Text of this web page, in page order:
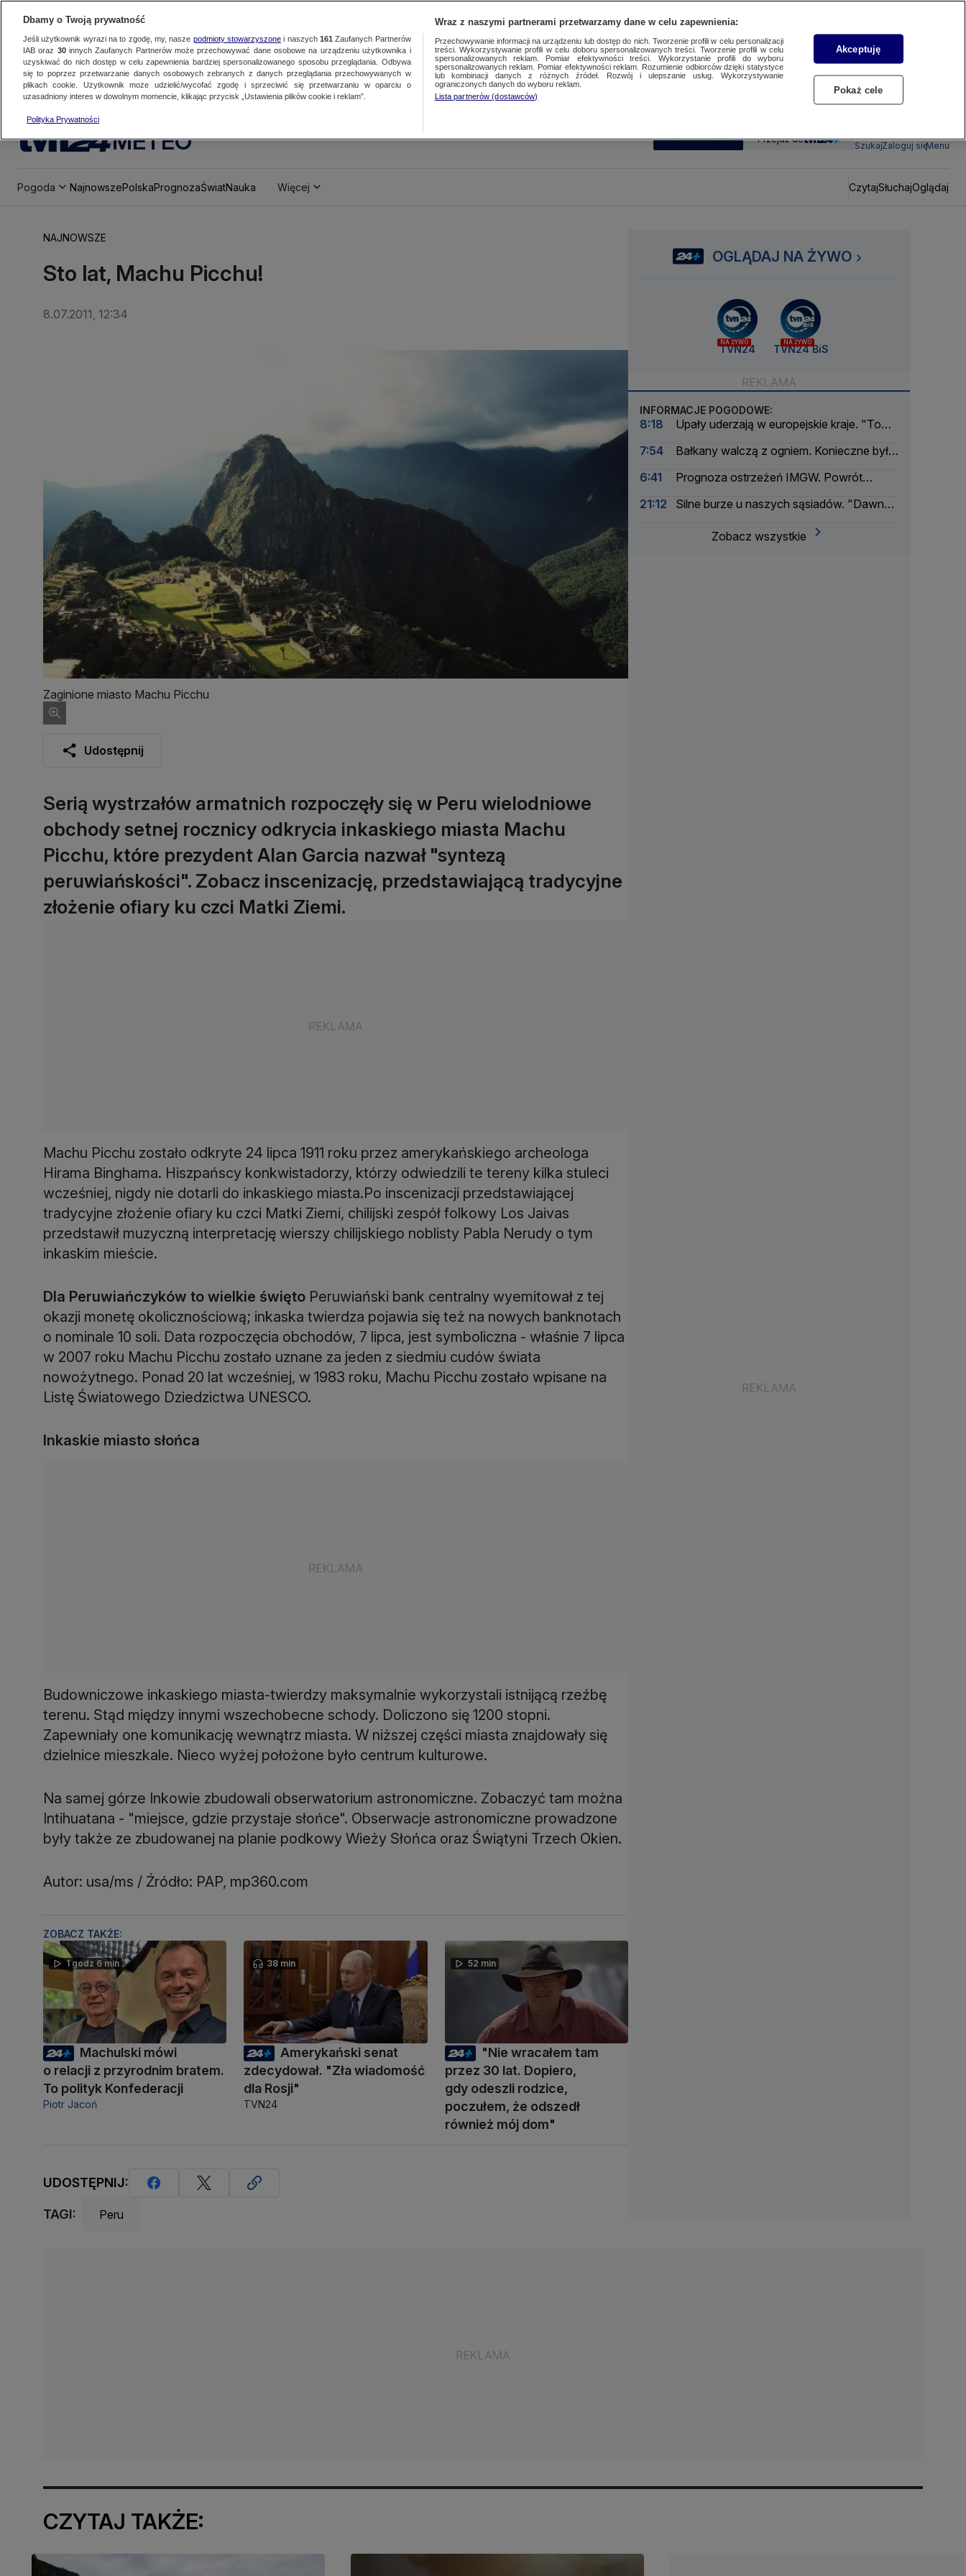
METEO SUBSKRYBUJ Przejdź do
SzukajZaloguj sięMenu
Pogoda NajnowszePolskaPrognozaŚwiatNauka Więcej CzytajSłuchajOglądaj
NAJNOWSZE
Sto lat, Machu Picchu!
8.07.2011, 12:34
Zaginione miasto Machu Picchu
Udostępnij
Serią wystrzałów armatnich rozpoczęły się w Peru wielodniowe
obchody setnej rocznicy odkrycia inkaskiego miasta Machu
Picchu, które prezydent Alan Garcia nazwał "syntezą
peruwiańskości". Zobacz inscenizację, przedstawiającą tradycyjne
złożenie ofiary ku czci Matki Ziemi.
Machu Picchu zostało odkryte 24 lipca 1911 roku przez amerykańskiego archeologa
Hirama Binghama. Hiszpańscy konkwistadorzy, którzy odwiedzili te tereny kilka stuleci
wcześniej, nigdy nie dotarli do inkaskiego miasta.Po inscenizacji przedstawiającej
tradycyjne złożenie ofiary ku czci Matki Ziemi, chilijski zespół folkowy Los Jaivas
przedstawił muzyczną interpretację wierszy chilijskiego noblisty Pabla Nerudy o tym
inkaskim mieście.
Dla Peruwiańczyków to wielkie święto Peruwiański bank centralny wyemitował z tej
okazji monetę okolicznościową; inkaska twierdza pojawia się też na nowych banknotach
o nominale 10 soli. Data rozpoczęcia obchodów, 7 lipca, jest symboliczna - właśnie 7 lipca
w 2007 roku Machu Picchu zostało uznane za jeden z siedmiu cudów świata
nowożytnego. Ponad 20 lat wcześniej, w 1983 roku, Machu Picchu zostało wpisane na
Listę Światowego Dziedzictwa UNESCO.
Inkaskie miasto słońca
Budowniczowe inkaskiego miasta-twierdzy maksymalnie wykorzystali istnijącą rzeźbę
terenu. Stąd między innymi wszechobecne schody. Doliczono się 1200 stopni.
Zapewniały one komunikację wewnątrz miasta. W niższej części miasta znajdowały się
dzielnice mieszkale. Nieco wyżej położone było centrum kulturowe.
Na samej górze Inkowie zbudowali obserwatorium astronomiczne. Zobaczyć tam można
Intihuatana - "miejsce, gdzie przystaje słońce". Obserwacje astronomiczne prowadzone
były także ze zbudowanej na planie podkowy Wieży Słońca oraz Świątyni Trzech Okien.
Autor: usa/ms / Źródło: PAP, mp360.com
ZOBACZ TAKŻE:
1 godz 6 min
Machulski mówi
o relacji z przyrodnim bratem.
To polityk Konfederacji
Piotr Jacoń
38 min
Amerykański senat
zdecydował. "Zła wiadomość
dla Rosji"
TVN24
52 min
"Nie wracałem tam
przez 30 lat. Dopiero,
gdy odeszli rodzice,
poczułem, że odszedł
również mój dom"
UDOSTĘPNIJ:
TAGI: Peru
OGLĄDAJ NA ŻYWO
NA ŻYWO
TVN24
NA ŻYWO
TVN24 BiS
INFORMACJE POGODOWE:
8:18
Upały uderzają w europejskie kraje. "To
7:54
Bałkany walczą z ogniem. Konieczne były
6:41
Prognoza ostrzeżeń IMGW. Powrót
21:12
Silne burze u naszych sąsiadów. "Dawno
Zobacz wszystkie
CZYTAJ TAKŻE:
Dbamy o Twoją prywatność
Jeśli użytkownik wyrazi na to zgodę, my, nasze podmioty stowarzyszonei naszych 161 Zaufanych Partnerów
IAB oraz 30innych Zaufanych Partnerów może przechowywać dane osobowe na urządzeniu użytkownika i
uzyskiwać do nich dostęp w celu zapewnienia bardziej spersonalizowanego sposobu przeglądania. Odbywa
się to poprzez przetwarzanie danych osobowych zebranych z danych przeglądania przechowywanych w
plikach cookie. Użytkownik może udzielić/wycofać zgodę i sprzeciwić się przetwarzaniu w oparciu o
uzasadniony interes w dowolnym momencie, klikając przycisk „Ustawienia plików cookie i reklam”.
Polityka Prywatności
Wraz z naszymi partnerami przetwarzamy dane w celu zapewnienia:
Przechowywanie informacji na urządzeniu lub dostęp do nich. Tworzenie profili w celu personalizacji
treści. Wykorzystywanie profili w celu doboru spersonalizowanych treści. Tworzenie profili w celu
spersonalizowanych reklam. Pomiar efektywności treści. Wykorzystanie profili do wyboru
spersonalizowanych reklam. Pomiar efektywności reklam. Rozumienie odbiorców dzięki statystyce
lub kombinacji danych z różnych źródeł. Rozwój i ulepszanie usług. Wykorzystywanie
ograniczonych danych do wyboru reklam.
Lista partnerów (dostawców)
Akceptuję
Pokaż cele